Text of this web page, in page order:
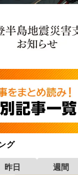
グ
昨日 週間